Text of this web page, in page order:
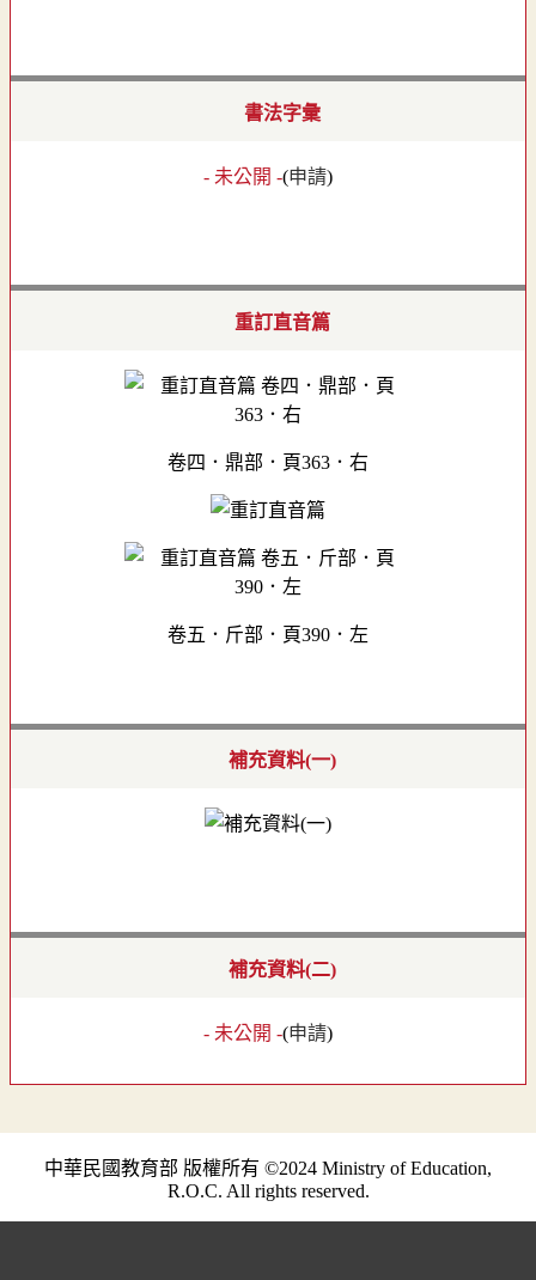
書法字彙
- 未公開 -(申請)
重訂直音篇
卷四．鼎部．頁363．右
卷五．斤部．頁390．左
補充資料(一)
補充資料(二)
- 未公開 -(申請)
中華民國教育部 版權所有 ©2024 Ministry of Education,
R.O.C. All rights reserved.